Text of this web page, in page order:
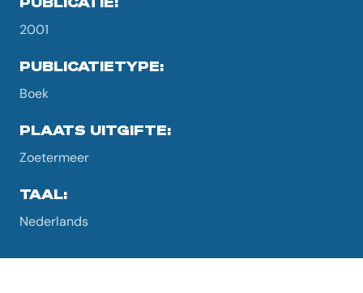
2001
PUBLICATIETYPE:
Boek
PLAATS UITGIFTE:
Zoetermeer
TAAL:
Nederlands